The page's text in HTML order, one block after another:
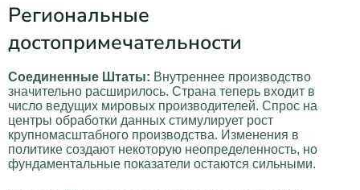
Региональные
достопримечательности
Соединенные Штаты: Внутреннее производство
значительно расширилось. Страна теперь входит в
число ведущих мировых производителей. Спрос на
центры обработки данных стимулирует рост
крупномасштабного производства. Изменения в
политике создают некоторую неопределенность, но
фундаментальные показатели остаются сильными.